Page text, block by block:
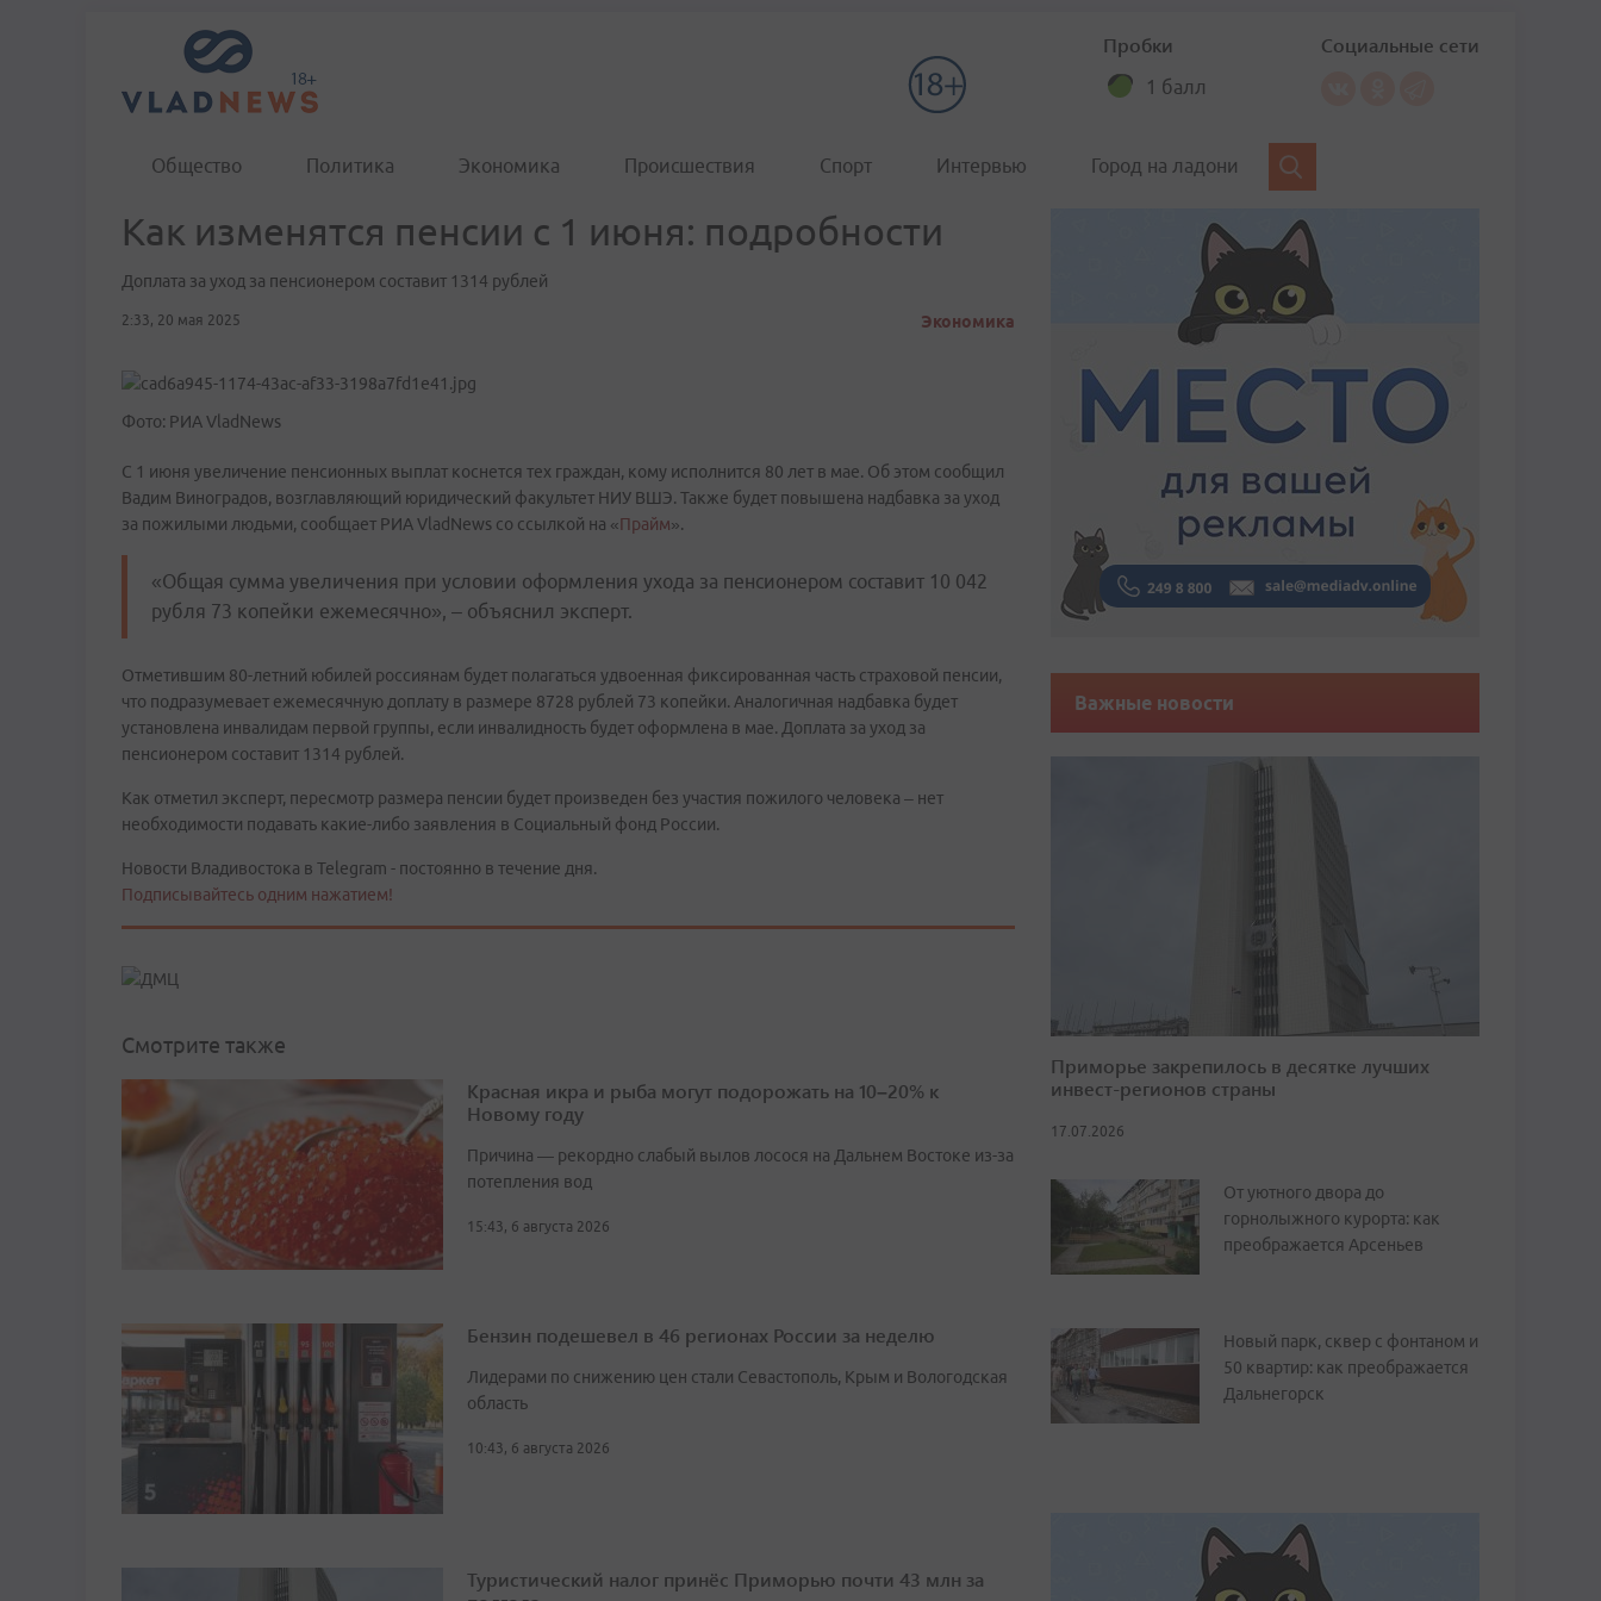
Пробки
1 балл
Социальные сети
Общество Политика Экономика Происшествия Спорт Интервью Город на ладони
Как изменятся пенсии с 1 июня: подробности
Доплата за уход за пенсионером составит 1314 рублей
2:33, 20 мая 2025 Экономика
Фото: РИА VladNews
С 1 июня увеличение пенсионных выплат коснется тех граждан, кому исполнится 80 лет в мае. Об этом сообщил
Вадим Виноградов, возглавляющий юридический факультет НИУ ВШЭ. Также будет повышена надбавка за уход
за пожилыми людьми, сообщает РИА VladNews со ссылкой на «Прайм».
«Общая сумма увеличения при условии оформления ухода за пенсионером составит 10 042
рубля 73 копейки ежемесячно», – объяснил эксперт.
Отметившим 80-летний юбилей россиянам будет полагаться удвоенная фиксированная часть страховой пенсии,
что подразумевает ежемесячную доплату в размере 8728 рублей 73 копейки. Аналогичная надбавка будет
установлена инвалидам первой группы, если инвалидность будет оформлена в мае. Доплата за уход за
пенсионером составит 1314 рублей.
Как отметил эксперт, пересмотр размера пенсии будет произведен без участия пожилого человека – нет
необходимости подавать какие-либо заявления в Социальный фонд России.
Новости Владивостока в Telegram - постоянно в течение дня.
Подписывайтесь одним нажатием!
Смотрите также
Красная икра и рыба могут подорожать на 10–20% к
Новому году
Причина — рекордно слабый вылов лосося на Дальнем Востоке из-за
потепления вод
15:43, 6 августа 2026
Бензин подешевел в 46 регионах России за неделю
Лидерами по снижению цен стали Севастополь, Крым и Вологодская
область
10:43, 6 августа 2026
Туристический налог принёс Приморью почти 43 млн за
Важные новости
Приморье закрепилось в десятке лучших
инвест-регионов страны
17.07.2026
От уютного двора до
горнолыжного курорта: как
преображается Арсеньев
Новый парк, сквер с фонтаном и
50 квартир: как преображается
Дальнегорск